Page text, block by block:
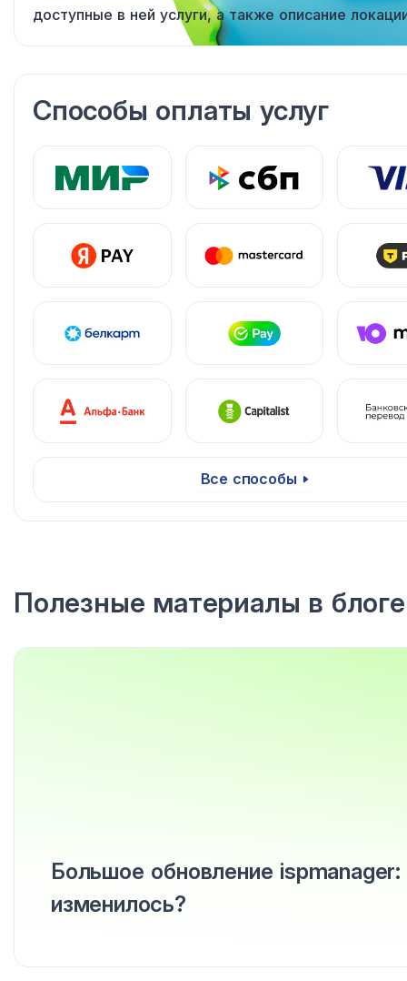
доступные в ней услуги, а также описание
Способы оплаты услуг
Все способы
Полезные материалы в блоге
Большое обновление ispmanager:
изменилось?